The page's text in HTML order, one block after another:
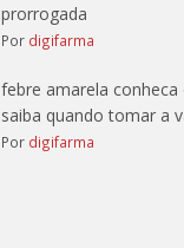
prorrogada
Por digifarma
febre amarela
saiba quando tomar a
Por digifarma